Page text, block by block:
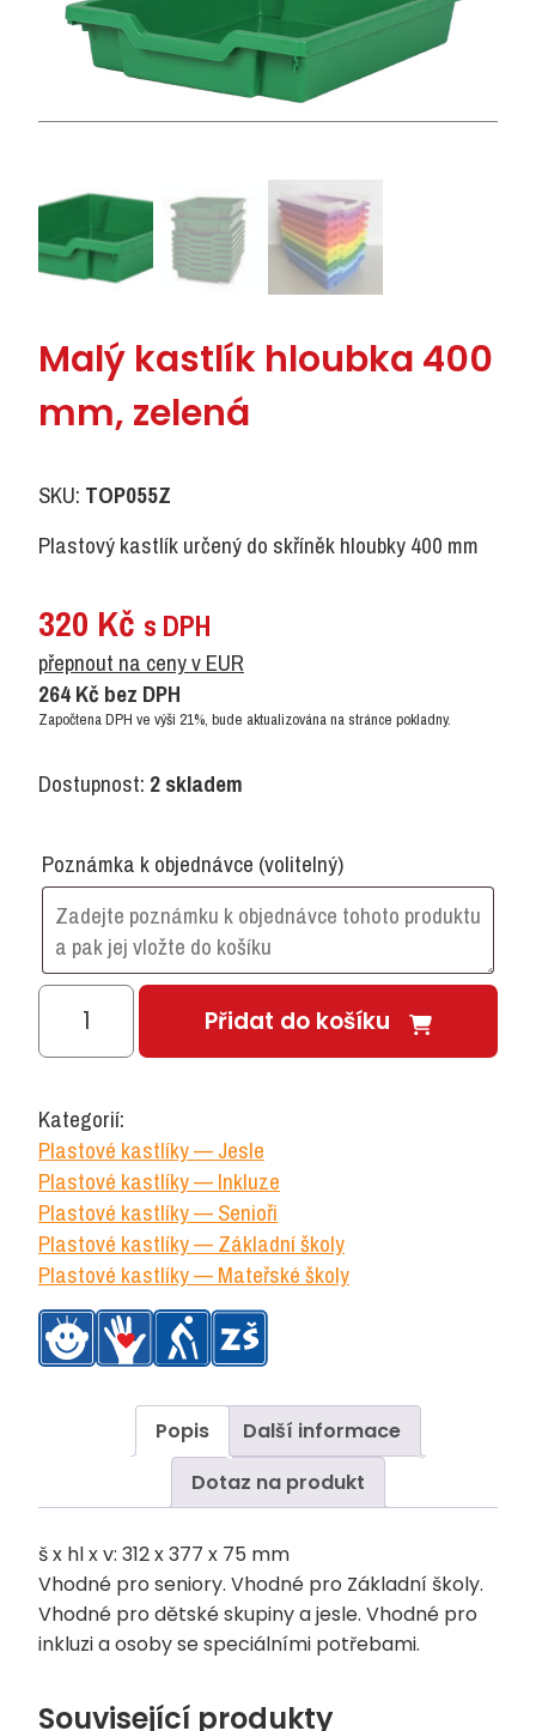
Malý kastlík hloubka 400
mm, zelená
SKU: TOP055Z
Plastový kastlík určený do skříněk hloubky 400 mm
320 Kč s DPH
přepnout na ceny v EUR
264Kč bez DPH
Započtena DPH ve výši 21%, bude aktualizována na stránce pokladny.
Dostupnost: 2 skladem
Poznámka k objednávce (volitelný)
Malý
kastlík
400
mm,
zelená
množství
Přidat do košíku
Kategorií:
Plastové kastlíky — Jesle
Plastové kastlíky — Inkluze
Plastové kastlíky — Senioři
Plastové kastlíky — Základní školy
Plastové kastlíky — Mateřské školy
Popis
Další informace
Dotaz na produkt
š x hl x v: 312 x 377 x 75 mm
Vhodné pro seniory. Vhodné pro Základní školy.
Vhodné pro dětské skupiny a jesle. Vhodné pro
inkluzi a osoby se speciálními potřebami.
Související produkty